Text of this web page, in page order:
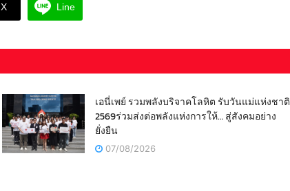
X Line
เอนี่เพย์ รวมพลังบริจาคโลหิต รับวันแม่แห่งชาติ
2569ร่วมส่งต่อพลังแห่งการให้… สู่สังคมอย่าง
ยั่งยืน
07/08/2026